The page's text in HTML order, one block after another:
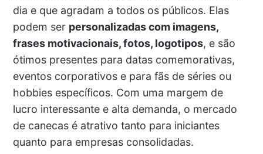
dia e que agradam a todos os públicos. Elas
podem ser personalizadas com imagens,
frases motivacionais, fotos, logotipos, e são
ótimos presentes para datas comemorativas,
eventos corporativos e para fãs de séries ou
hobbies específicos. Com uma margem de
lucro interessante e alta demanda, o mercado
de canecas é atrativo tanto para iniciantes
quanto para empresas consolidadas.